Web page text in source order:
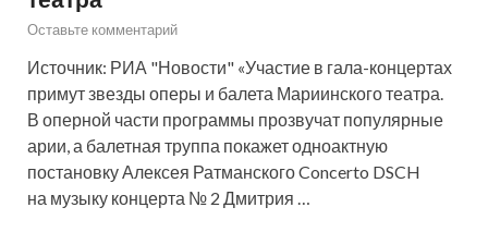
Оставьте комментарий
Источник: РИА "Новости" «Участие в гала-концертах
примут звезды оперы и балета Мариинского театра.
В оперной части программы прозвучат популярные
арии, а балетная труппа покажет одноактную
постановку Алексея Ратманского Concerto DSCH
на музыку концерта № 2 Дмитрия …